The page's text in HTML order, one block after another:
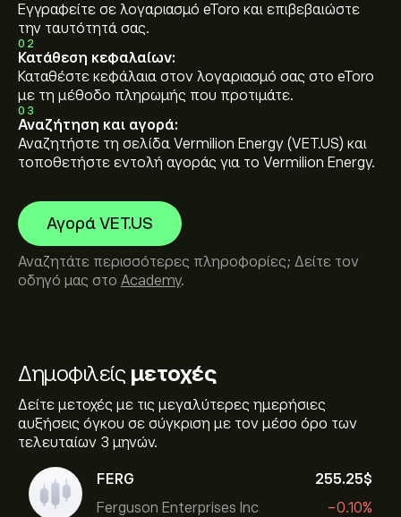
Δημοφιλείς μετοχές
Δείτε μετοχές με τις μεγαλύτερες ημερήσιες
αυξήσεις όγκου σε σύγκριση με τον μέσο όρο των
τελευταίων 3 μηνών.
FERG
Ferguson Enterprises Inc
255.25‎$‎
-0.10%
Εγγραφείτε σε λογαριασμό eToro και επιβεβαιώστε
την ταυτότητά σας.
02
Κατάθεση κεφαλαίων:
Καταθέστε κεφάλαια στον λογαριασμό σας στο eToro
με τη μέθοδο πληρωμής που προτιμάτε.
03
Αναζήτηση και αγορά:
Αναζητήστε τη σελίδα Vermilion Energy (VET.US) και
τοποθετήστε εντολή αγοράς για το Vermilion Energy.
Αγορά VET.US
Αναζητάτε περισσότερες πληροφορίες; Δείτε τον
οδηγό μας στο Academy.